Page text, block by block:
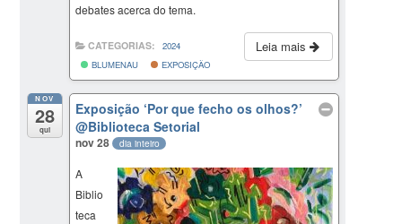
debates acerca do tema.
Leia mais
CATEGORIAS:
2024
BLUMENAU
EXPOSIÇÃO
NOV
28
qui
Exposição ‘Por que fecho os olhos?’
@Biblioteca Setorial
nov 28 dia inteiro
A
Biblio
teca